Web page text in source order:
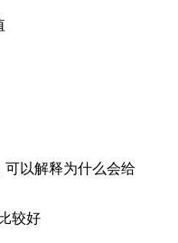
以解释为什么会给
较好